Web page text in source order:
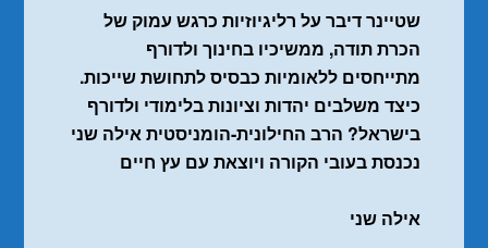
שטיינר דיבר על רליגיוזיות כרגש עמוק של
הכרת תודה, ממשיכיו בחינוך ולדורף
מתייחסים ללאומיות כבסיס לתחושת שייכות.
כיצד משלבים יהדות וציונות בלימודי ולדורף
בישראל? הרב החילונית-הומניסטית אילה שני
נכנסת בעובי הקורה ויוצאת עם עץ חיים
אילה שני